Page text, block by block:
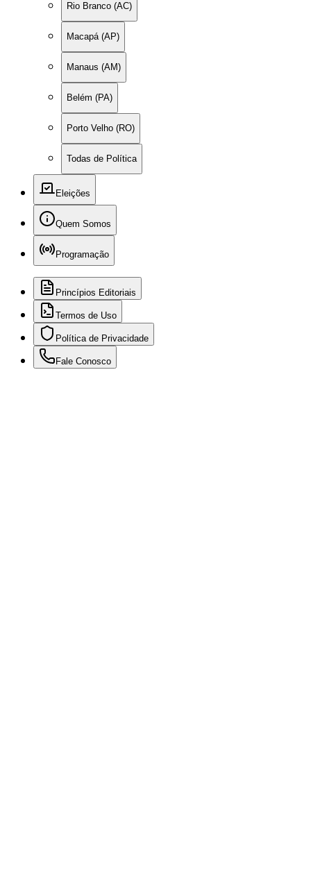
Rio Branco (AC)
Macapá (AP)
Manaus (AM)
Belém (PA)
Porto Velho (RO)
Todas de Política
Eleições
Quem Somos
Programação
Princípios Editoriais
Termos de Uso
Política de Privacidade
Fale Conosco